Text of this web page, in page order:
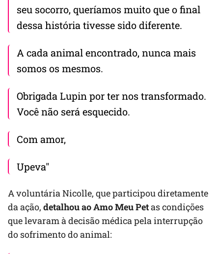
seu socorro, queríamos muito que o final
dessa história tivesse sido diferente.
A cada animal encontrado, nunca mais
somos os mesmos.
Obrigada Lupin por ter nos transformado.
Você não será esquecido.
Com amor,
Upeva"
A voluntária Nicolle, que participou diretamente
da ação, detalhou ao Amo Meu Petas condições
que levaram à decisão médica pela interrupção
do sofrimento do animal: